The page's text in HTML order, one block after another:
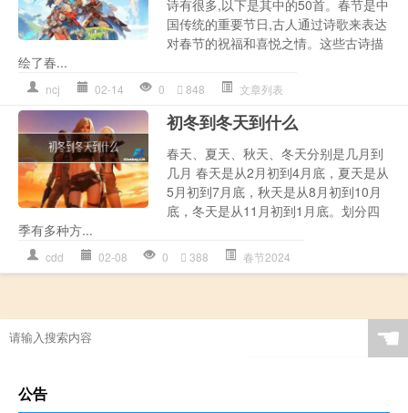
诗有很多,以下是其中的50首。春节是中
国传统的重要节日,古人通过诗歌来表达
对春节的祝福和喜悦之情。这些古诗描
绘了春...
ncj 02-14 0 848 文章列表
初冬到冬天到什么
春天、夏天、秋天、冬天分别是几月到
几月 春天是从2月初到4月底，夏天是从
5月初到7月底，秋天是从8月初到10月
底，冬天是从11月初到1月底。划分四
季有多种方...
cdd 02-08 0 388 春节2024
☚
公告